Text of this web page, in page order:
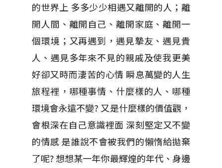
的世界上 多多少少相遇又離開的人；離
開人間、離開自己、離開家庭、離開一
個環境；又再遇到，遇見摯友、遇見貴
人、遇見多年來不見的親戚及使我更美
好卻又時而淒苦的心情 瞬息萬變的人生
旅程裡，哪種事情、什麼樣的人、哪種
環境會永遠不變? 又是什麼樣的價值觀，
會根深在自己意識裡面 深刻堅定又不變
的情感 是誰說不會被我們的懶惰給拋棄
了呢? 想想某一年你最輝煌的年代、身邊